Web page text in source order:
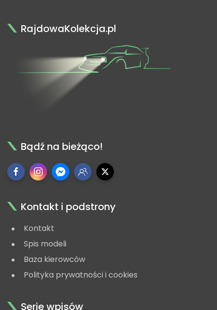
RajdowaKolekcja.pl
Bądź na bieżąco!
Kontakt i podstrony
Kontakt
Spis modeli
Baza kierowców
Polityka prywatności i cookies
Serie wpisów